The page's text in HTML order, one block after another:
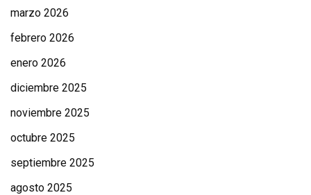
marzo 2026
febrero 2026
enero 2026
diciembre 2025
noviembre 2025
octubre 2025
septiembre 2025
agosto 2025